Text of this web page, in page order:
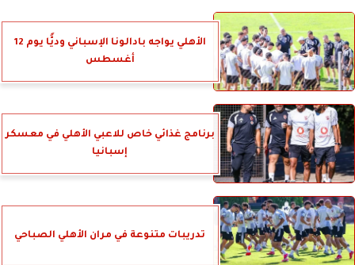
الأهلي يواجه بادالونا الإسباني وديًّا يوم 12
أغسطس
برنامج غذائي خاص للاعبي الأهلي في معسكر
إسبانيا
تدريبات متنوعة في مران الأهلي الصباحي